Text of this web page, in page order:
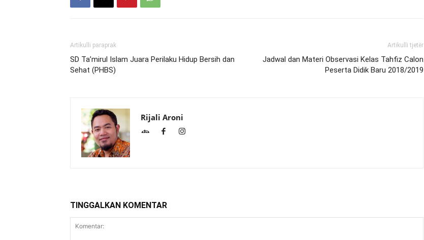
Artikulli paraprak
SD Ta’mirul Islam Juara Perilaku Hidup Bersih dan
Sehat (PHBS)
Artikulli tjetër
Jadwal dan Materi Observasi Kelas Tahfiz Calon
Peserta Didik Baru 2018/2019
Rijali Aroni
TINGGALKAN KOMENTAR